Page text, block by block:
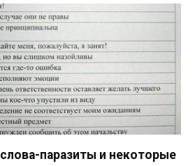
паразиты и некоторые